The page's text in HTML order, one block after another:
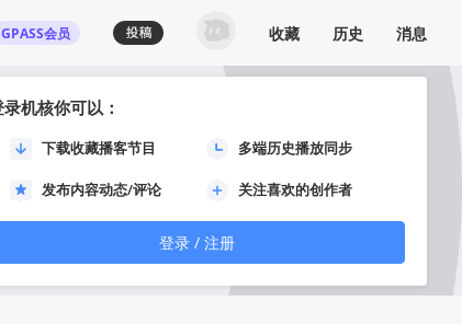
GPASS会员
机核你可以：
下载收藏播客节目 多端历史播放同步
发布内容动态/评论 关注喜欢的创作者
登录 / 注册
收藏 历史 消息